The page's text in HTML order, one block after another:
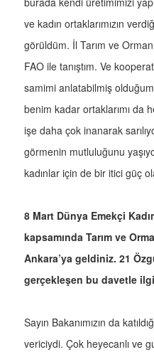
ve kadın ortaklarımızın
görüldüm. İl Tarım ve
FAO ile tanıştım. Ve
samimi anlatabilmiş
benim kadar ortaklarımı da
işe daha çok inanarak
görmenin mutluluğunu
kadınlar için de bir itici güç
8 Mart Dünya Emekçi
kapsamında Tarım ve
Ankara’ya geldiniz. 21
gerçekleşen bu davetle
Sayın Bakanımızın da
vericiydi. Çok heyecanlı ve